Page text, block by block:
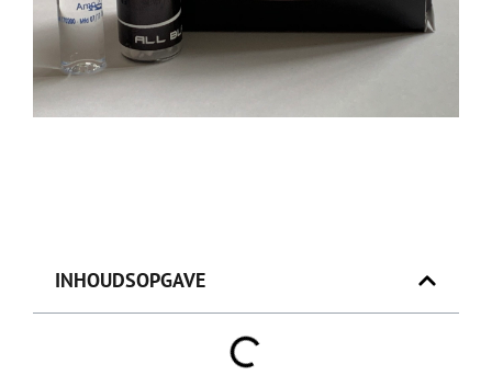
INHOUDSOPGAVE